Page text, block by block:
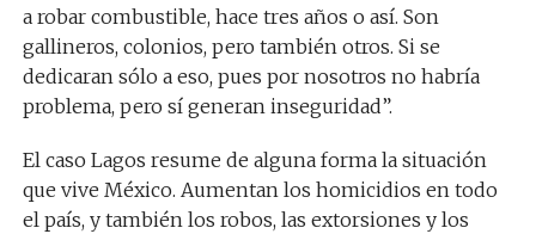
a robar combustible, hace tres años o así. Son
gallineros, colonios, pero también otros. Si se
dedicaran sólo a eso, pues por nosotros no habría
problema, pero sí generan inseguridad”.
El caso Lagos resume de alguna forma la situación
que vive México. Aumentan los homicidios en todo
el país, y también los robos, las extorsiones y los